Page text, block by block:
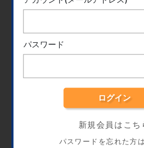
パスワード
新規会員はこち
パスワードを忘れた方
入力レンジを超えると、LEDが点
従来の差動プローブよりも大幅に